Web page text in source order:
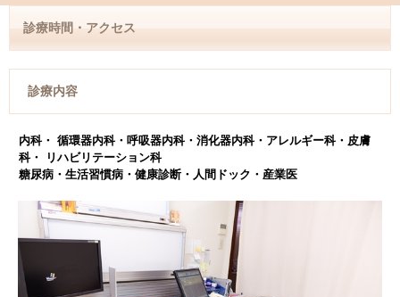
診療時間・アクセス
診療内容
内科・ 循環器内科・呼吸器内科・消化器内科・アレルギー科・皮膚
科・ リハビリテーション科
糖尿病・生活習慣病・健康診断・人間ドック・産業医